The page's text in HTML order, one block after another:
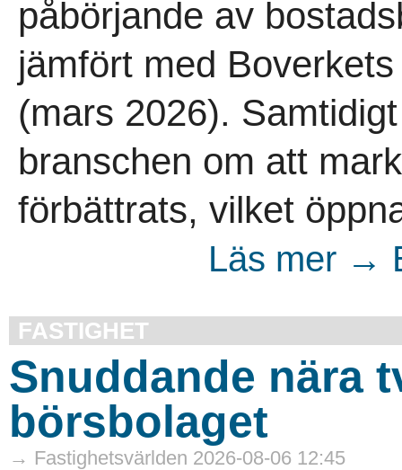
påbörjande av
jämfört med
(mars 2026).
branschen om att
förbättrats, vilket
Läs mer →
FASTIGHET
Snuddande nära
börsbolaget
→ Fastighetsvärlden 2026-08-06 12:45